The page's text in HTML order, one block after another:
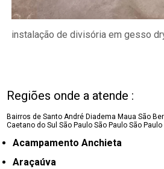
instalação de divisória em gesso
Regiões onde a atende :
Bairros de Santo André Diadema Maua São
Caetano do SulSão Paulo São Paulo São Paulo
Acampamento Anchieta
Araçaúva